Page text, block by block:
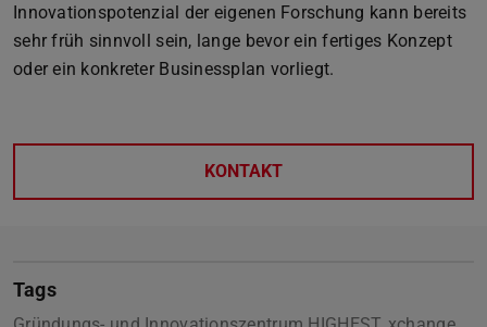
Innovationspotenzial der eigenen Forschung kann bereits
sehr früh sinnvoll sein, lange bevor ein fertiges Konzept
oder ein konkreter Businessplan vorliegt.
KONTAKT
Tags